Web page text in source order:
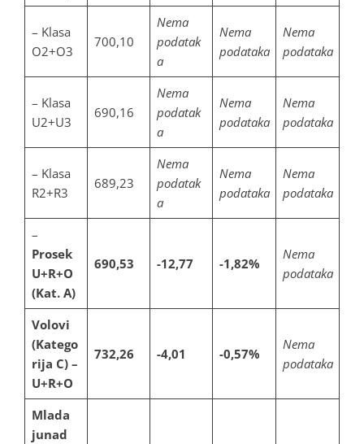
– Klasa
O2+O3
700,10
Nema
podatak
a
Nema
podataka
Nema
podataka
– Klasa
U2+U3
690,16
Nema
podatak
a
Nema
podataka
Nema
podataka
– Klasa
R2+R3
689,23
Nema
podatak
a
Nema
podataka
Nema
podataka
–
Prosek
U+R+O
(Kat. A)
690,53 -12,77 -1,82%
Nema
podataka
Volovi
(Katego
rija C) –
U+R+O
732,26 -4,01 -0,57%
Nema
podataka
Mlada
junad